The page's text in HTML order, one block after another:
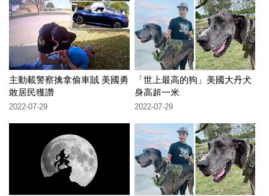
主動載警察擒拿偷車賊 美國勇
敢居民獲讚
2022-07-29
「世上最高的狗」美國大丹犬
身高超一米
2022-07-29